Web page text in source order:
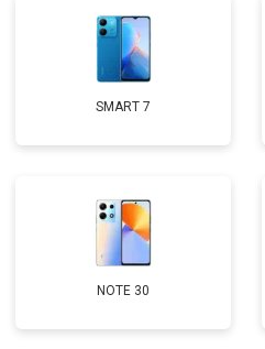
SMART 7
NOTE 30